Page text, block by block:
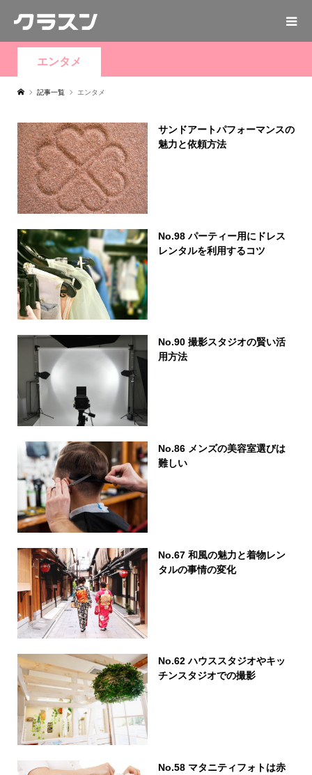
エンタメ
記事一覧 エンタメ
サンドアートパフォーマンスの
魅力と依頼方法
No.98 パーティー用にドレス
レンタルを利用するコツ
No.90 撮影スタジオの賢い活
用方法
No.86 メンズの美容室選びは
難しい
No.67 和風の魅力と着物レン
タルの事情の変化
No.62 ハウススタジオやキッ
チンスタジオでの撮影
No.58 マタニティフォトは赤